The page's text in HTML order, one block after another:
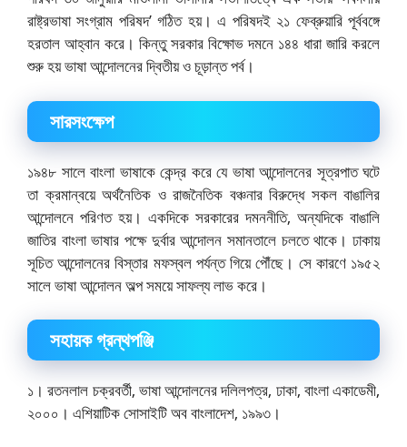
রাষ্ট্রভাষা সংগ্রাম পরিষদ’ গঠিত হয়। এ পরিষদই ২১ ফেব্রুয়ারি পূর্ববঙ্গে
হরতাল আহ্বান করে। কিন্তু সরকার বিক্ষোভ দমনে ১৪৪ ধারা জারি করলে
শুরু হয় ভাষা আন্দোলনের দ্বিতীয় ও চূড়ান্ত পর্ব।
সারসংক্ষেপ
১৯৪৮ সালে বাংলা ভাষাকে কেন্দ্র করে যে ভাষা আন্দোলনের সূত্রপাত ঘটে
তা ক্রমান্বয়ে অর্থনৈতিক ও রাজনৈতিক বঞ্চনার বিরুদ্ধে সকল বাঙালির
আন্দোলনে পরিণত হয়। একদিকে সরকারের দমননীতি, অন্যদিকে বাঙালি
জাতির বাংলা ভাষার পক্ষে দুর্বার আন্দোলন সমানতালে চলতে থাকে। ঢাকায়
সূচিত আন্দোলনের বিস্তার মফস্বল পর্যন্ত গিয়ে পৌঁছে। সে কারণে ১৯৫২
সালে ভাষা আন্দোলন অল্প সময়ে সাফল্য লাভ করে।
সহায়ক গ্রন্থপঞ্জি
১। রতনলাল চক্রবর্তী, ভাষা আন্দোলনের দলিলপত্র, ঢাকা, বাংলা একাডেমী,
২০০০। এশিয়াটিক সোসাইটি অব বাংলাদেশ, ১৯৯৩।